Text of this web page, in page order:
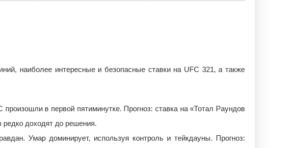
наиболее интересные и безопасные ставки на UFC 321, а также
в первой пятиминутке. Прогноз: ставка на «Тотал Раундов
доходят до решения.
Умар доминирует, используя контроль и тейкдауны. Прогноз: